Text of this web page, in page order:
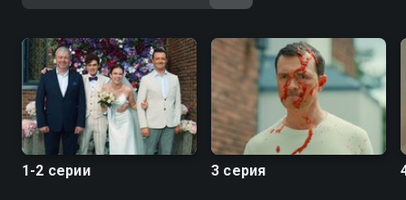
Посмотреть онлайн 1 сезон сериала Война семей вы
качестве на Смотрёшке
1-2 серии 3 серия